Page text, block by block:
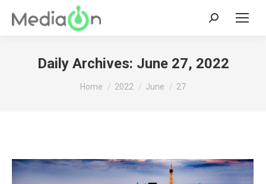
Search:
Daily Archives: June 27, 2022
You are here:
Home 2022 June 27